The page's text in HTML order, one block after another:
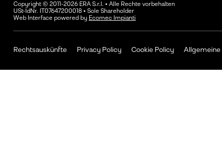
Copyright © 2011-2026 ERA S.r.l. • Alle Rechte vorbehalten
USt-IdNr. IT07647200018 • Sole Shareholder
Web Interface powered by Ecomec Impianti
Rechtsauskünfte Privacy Policy Cookie Policy Allgemeine